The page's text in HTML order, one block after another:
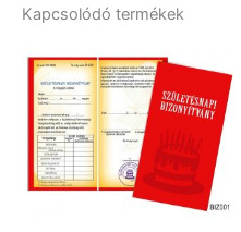
Kapcsolódó termékek